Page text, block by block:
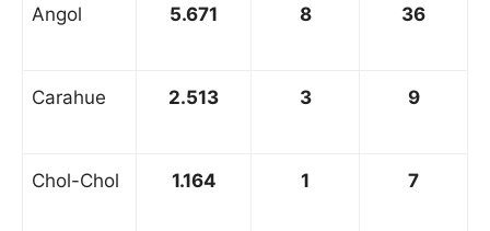
Angol 5.671 8 36
Carahue 2.513 3 9
Chol-Chol 1.164 1 7